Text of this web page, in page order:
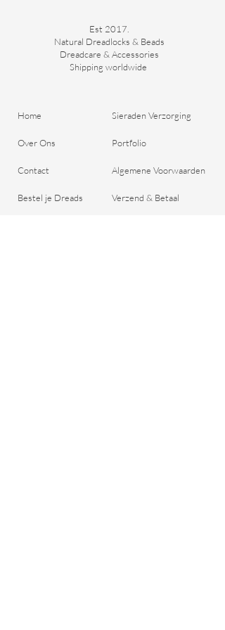
Bekijk de laatste foto's voor inspirerende
draag-manieren en ontdek de veelzijdigheid
van deze fijne ring. Voeg vandaag nog deze
unieke dreadlock ring toe aan je collectie en
Est 2017.
Natural Dreadlocks & Beads
Dreadcare & Accessories
Shipping worldwide ​
Home
Over Ons
Contact
Bestel je Dreads
Sieraden Verzorging
Portfolio
Algemene Voorwaarden
Verzend & Betaal